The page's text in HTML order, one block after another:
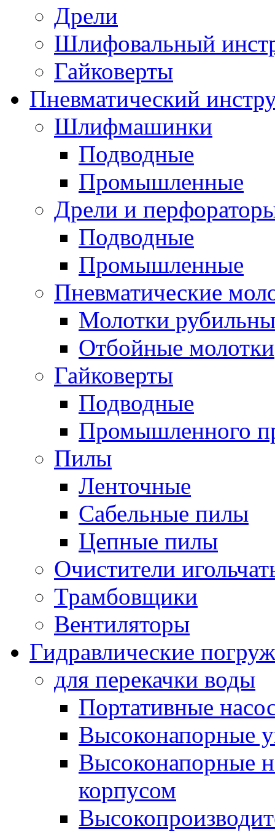
Дрели
Шлифовальный
Гайковерты
Пневматический
Шлифмашинки
Подводные
Промышленные
Дрели и
Подводные
Промышленные
Пневматические
Молотки
Отбойные молотки
Гайковерты
Подводные
Промышленного
Пилы
Ленточные
Сабельные пилы
Цепные пилы
Очистители
Трамбовщики
Вентиляторы
Гидравлические
для перекачки воды
Портативные
Высоконапорные
Высоконапорные
корпусом